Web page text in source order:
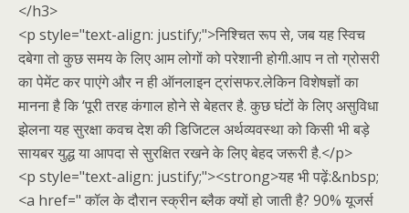
</h3>
<p style="text-align: justify;">निश्चित रूप से, जब यह स्विच
दबेगा तो कुछ समय के लिए आम लोगों को परेशानी होगी.आप न तो ग्रोसरी
का पेमेंट कर पाएंगे और न ही ऑनलाइन ट्रांसफर.लेकिन विशेषज्ञों का
मानना है कि ‘पूरी तरह कंगाल होने से बेहतर है. कुछ घंटों के लिए असुविधा
झेलना यह सुरक्षा कवच देश की डिजिटल अर्थव्यवस्था को किसी भी बड़े
सायबर युद्ध या आपदा से सुरक्षित रखने के लिए बेहद जरूरी है.</p>
<p style="text-align: justify;"><strong>यह भी पढ़ें:&nbsp;
<a href=" कॉल के दौरान स्क्रीन ब्लैक क्यों हो जाती है? 90% यूजर्स